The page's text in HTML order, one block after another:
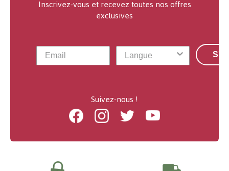
Inscrivez-vous et recevez toutes nos offres
exclusives
Suivez-nous !
FacebookInstagramTwitter Youtube